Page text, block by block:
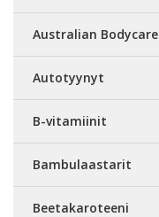
Australian Bodycare
Autotyynyt
B-vitamiinit
Bambulaastarit
Beetakaroteeni